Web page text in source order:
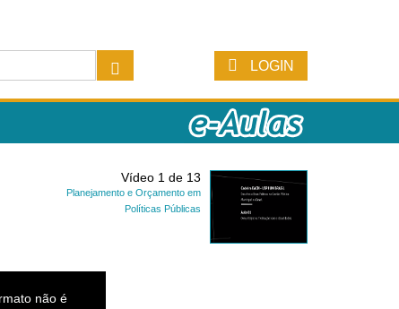
LOGIN
Vídeo 1 de 13
Planejamento e Orçamento em
Políticas Públicas
não é